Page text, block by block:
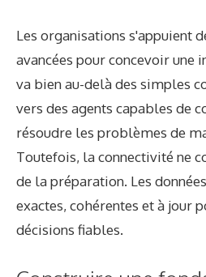
Les organisations s'appuient
avancées pour concevoir une
va bien au-delà des simples
vers des agents capables de
résoudre les problèmes de
Toutefois, la connectivité ne
de la préparation. Les
exactes, cohérentes et à jour
décisions fiables.